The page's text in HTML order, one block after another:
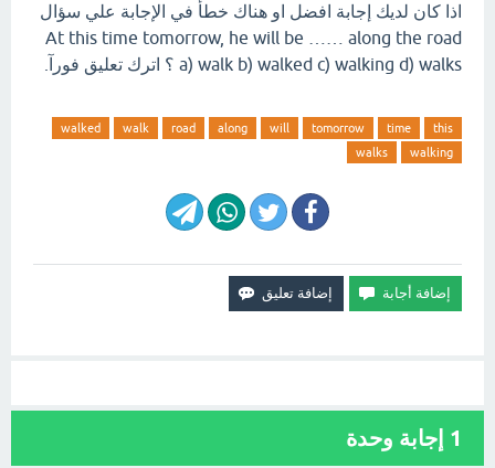
اذا كان لديك إجابة افضل او هناك خطأ في الإجابة علي سؤال
At this time tomorrow, he will be …… along the road
a) walk b) walked c) walking d) walks ؟ اترك تعليق فورآ.
this
time
tomorrow
will
along
road
walk
walked
walking
walks
1 إجابة وحدة